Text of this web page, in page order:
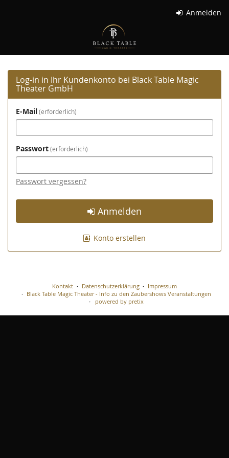
Anmelden
Table
Magic
Theater
GmbH
Log-in in Ihr Kundenkonto bei Black Table Magic
Theater GmbH
E-Mail erforderlich
Passwort erforderlich
Passwort vergessen?
Anmelden
Konto erstellen
Kontakt Datenschutzerklärung
Impressum
Black Table Magic Theater - Info zu den Zaubershows Veranstaltungen
powered by pretix